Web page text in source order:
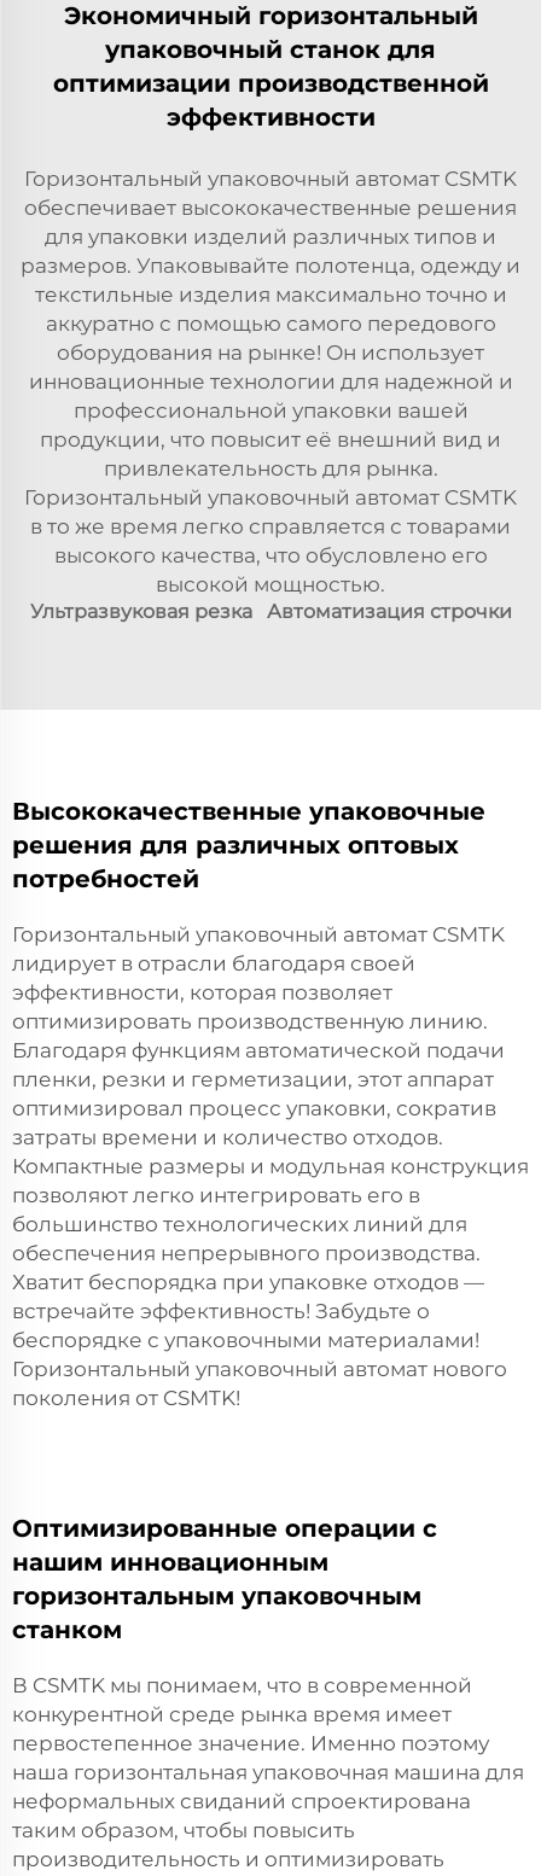
Экономичный горизонтальный
упаковочный станок для
оптимизации производственной
эффективности
Горизонтальный упаковочный автомат CSMTK
обеспечивает высококачественные решения
для упаковки изделий различных типов и
размеров. Упаковывайте полотенца, одежду и
текстильные изделия максимально точно и
аккуратно с помощью самого передового
оборудования на рынке! Он использует
инновационные технологии для надежной и
профессиональной упаковки вашей
продукции, что повысит её внешний вид и
привлекательность для рынка.
Горизонтальный упаковочный автомат CSMTK
в то же время легко справляется с товарами
высокого качества, что обусловлено его
высокой мощностью.
Ультразвуковая резка Автоматизация строчки
Высококачественные упаковочные
решения для различных оптовых
потребностей
Горизонтальный упаковочный автомат CSMTK
лидирует в отрасли благодаря своей
эффективности, которая позволяет
оптимизировать производственную линию.
Благодаря функциям автоматической подачи
пленки, резки и герметизации, этот аппарат
оптимизировал процесс упаковки, сократив
затраты времени и количество отходов.
Компактные размеры и модульная конструкция
позволяют легко интегрировать его в
большинство технологических линий для
обеспечения непрерывного производства.
Хватит беспорядка при упаковке отходов —
встречайте эффективность! Забудьте о
беспорядке с упаковочными материалами!
Горизонтальный упаковочный автомат нового
поколения от CSMTK!
Оптимизированные операции с
нашим инновационным
горизонтальным упаковочным
станком
В CSMTK мы понимаем, что в современной
конкурентной среде рынка время имеет
первостепенное значение. Именно поэтому
наша горизонтальная упаковочная машина для
неформальных свиданий спроектирована
таким образом, чтобы повысить
производительность и оптимизировать